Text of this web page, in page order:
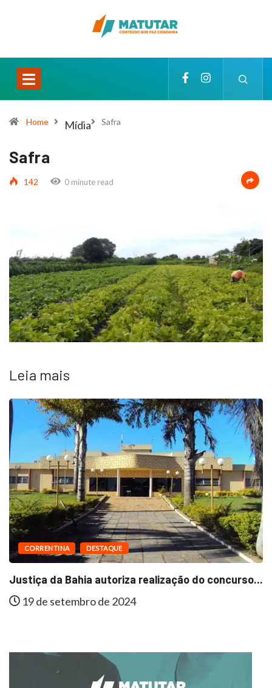
Home Mídia Safra
Safra
142 0 minute read
Leia mais
CORRENTINA DESTAQUE
Justiça da Bahia autoriza realização do concurso...
19 de setembro de 2024